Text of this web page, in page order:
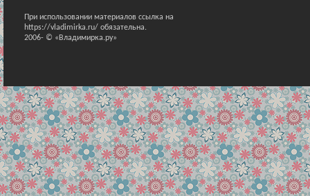
При использовании материалов ссылка на
https://vladimirka.ru/ обязательна.
2006- © «Владимирка.ру»